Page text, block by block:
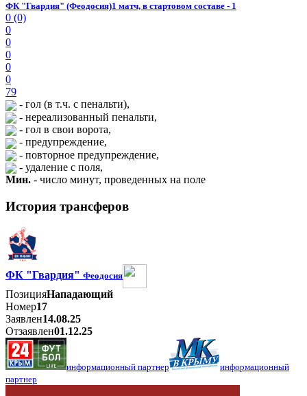
ФК "Гвардия" (Феодосия)1 матч, в стартовом составе - 1
0 (0)
0
0
0
0
0
79
- гол (в т.ч. с пенальти),
- нереализованный пенальти,
- гол в свои ворота,
- предупреждение,
- повторное предупреждение,
- удаление с поля,
Мин. - число минут, проведенных на поле
История трансферов
ФК "Гвардия" Феодосия
ПозицияНападающий
Номер17
Заявлен14.08.25
Отзаявлен01.12.25
информационный партнер
информационный
партнер